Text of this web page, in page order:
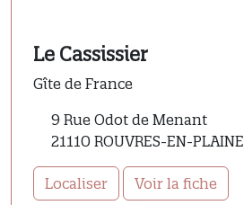
Le Cassissier
Gîte de France
9 Rue Odot de Menant
21110 ROUVRES-EN-PLAINE
Localiser Voir la fiche